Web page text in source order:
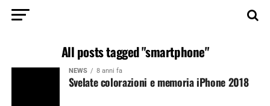
All posts tagged "smartphone"
NEWS 8 anni fa
Svelate colorazioni e memoria iPhone 2018